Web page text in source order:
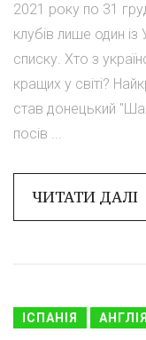
2021 року по 31
клубів лише один із
списку. Хто з
кращих у світі?
став донецький
посів ...
ЧИТАТИ ДАЛІ
ІСПАНІЯ АНГЛІЯ